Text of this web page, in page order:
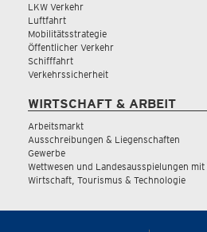
LKW Verkehr
Luftfahrt
Mobilitätsstrategie
Öffentlicher Verkehr
Schifffahrt
Verkehrssicherheit
WIRTSCHAFT & ARBEIT
Arbeitsmarkt
Ausschreibungen & Liegenschaften
Gewerbe
Wettwesen und Landesausspielungen
Wirtschaft, Tourismus & Technologie